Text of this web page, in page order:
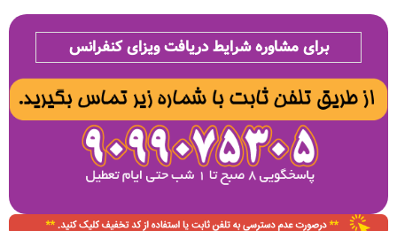
برای مشاوره شرایط دریافت ویزای کنفرانس